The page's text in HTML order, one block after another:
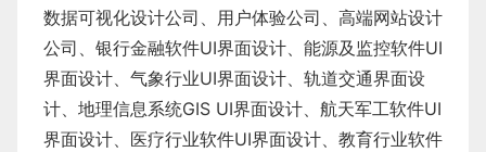
数据可视化设计公司 、 用户体验公司 、 高端网站设计
公司 、 银行金融软件UI界面设计、 能源及监控软件UI
界面设计、 气象行业UI界面设计、 轨道交通界面设
计、 地理信息系统GIS UI界面设计、 航天军工软件UI
界面设计、 医疗行业软件UI界面设计、 教育行业软件